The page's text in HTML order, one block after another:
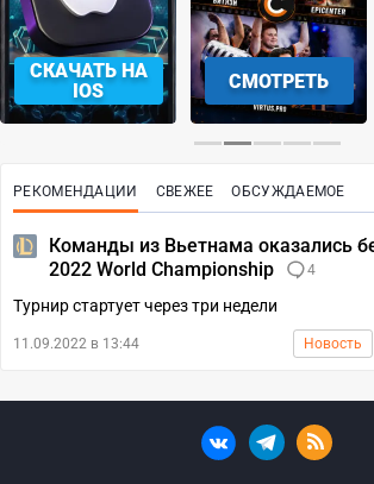
СКАЧАТЬ НА
IOS
СМОТРЕТЬ
РЕКОМЕНДАЦИИ СВЕЖЕЕ ОБСУЖДАЕМОЕ
Команды из Вьетнама оказались
2022 World Championship
4
Турнир стартует через три недели
11.09.2022 в 13:44 Новость